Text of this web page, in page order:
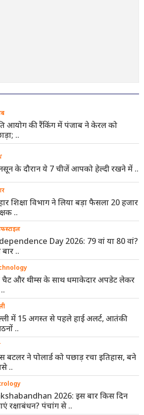
आयोग की रैंकिंग में पंजाब ने केरल को
..
के दौरान ये 7 चीजें आपको हेल्दी रखने में ..
शिक्षा विभाग ने लिया बड़ा फैसला 20 हजार
..
Day 2026: 79 वां या 80 वां?
..
चैट और थीम्स के साथ धमाकेदार अपडेट लेकर
में 15 अगस्त से पहले हाई अलर्ट, आतंकी
..
बटलर ने पोलार्ड को पछाड़ रचा इतिहास, बने
..
2026: इस बार किस दिन
रक्षाबंधन? पंचांग से ..